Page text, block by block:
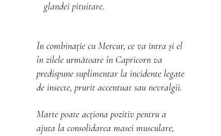
glandei pituitare.
În combinație cu Mercur, ce va intra și el
în zilele următoare în Capricorn va
predispune suplimentar la incidente legate
de insecte, prurit accentuat sau nevralgii.
Marte poate acționa pozitiv pentru a
ajuta la consolidarea masei musculare,